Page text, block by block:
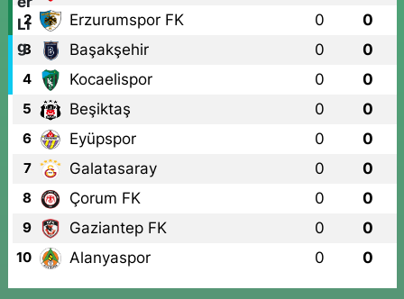
2 Erzurumspor FK 0 0
3 Başakşehir 0 0
4 Kocaelispor 0 0
5 Beşiktaş 0 0
6 Eyüpspor 0 0
7 Galatasaray 0 0
8 Çorum FK 0 0
9 Gaziantep FK 0 0
10 Alanyaspor 0 0